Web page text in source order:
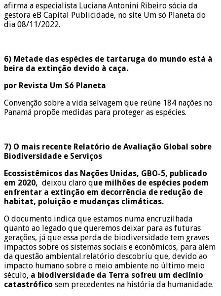
afirma a especialista Luciana Antonini Ribeiro sócia da
gestora eB Capital Publicidade, no site Um só Planeta do
dia 08/11/2022.
6) Metade das espécies de tartaruga do mundo está à
beira da extinção devido à caça.
por Revista Um Só Planeta
Convenção sobre a vida selvagem que reúne 184 nações no
Panamá propõe medidas para proteger as espécies.
7) O mais recente Relatório de Avaliação Global sobre
Biodiversidade e Serviços
Ecossistêmicos das Nações Unidas, GBO-5, publicado
em 2020, deixou claro que milhões de espécies podem
enfrentar a extinção em decorrência de redução de
habitat, poluição e mudanças climáticas.
O documento indica que estamos numa encruzilhada
quanto ao legado que queremos deixar para as futuras
gerações, já que essa perda de biodiversidade tem graves
impactos sobre os sistemas sociais e econômicos, para além
da questão ambiental.relatório descobriu que, devido ao
impacto humano sobre o meio ambiente no último meio
século, a biodiversidade da Terra sofreu um declínio
catastrófico sem precedentes na história da humanidade.